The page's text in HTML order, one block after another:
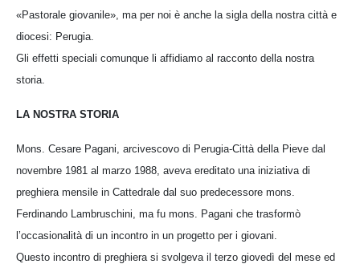
«Pastorale giovanile», ma per noi è anche la sigla della nostra città e
diocesi: Perugia.
Gli effetti speciali comunque li affidiamo al racconto della nostra
storia.
LA NOSTRA STORIA
Mons. Cesare Pagani, arcivescovo di Perugia-Città della Pieve dal
novembre 1981 al marzo 1988, aveva ereditato una iniziativa di
preghiera mensile in Cattedrale dal suo predecessore mons.
Ferdinando Lambruschini, ma fu mons. Pagani che trasformò
l’occasionalità di un incontro in un progetto per i giovani.
Questo incontro di preghiera si svolgeva il terzo giovedì del mese ed